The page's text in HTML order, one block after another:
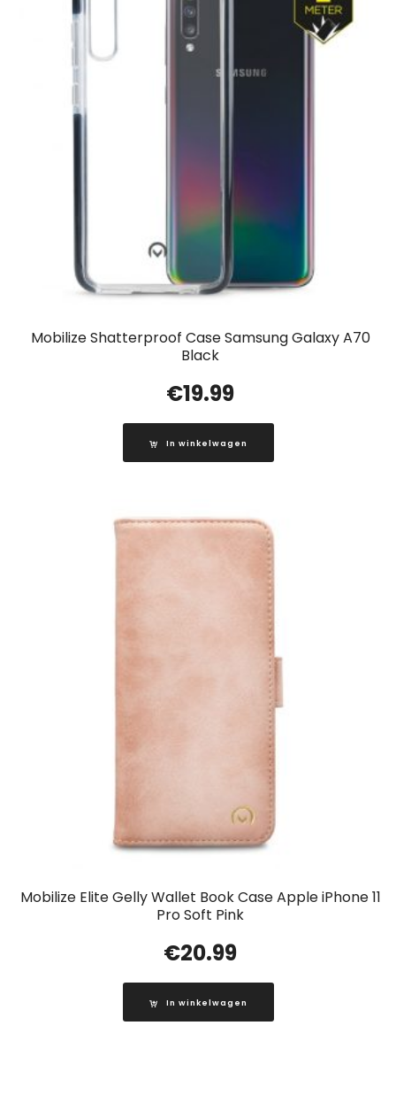
Mobilize Shatterproof Case Samsung Galaxy A70
Black
€19.99
In winkelwagen
Mobilize Elite Gelly Wallet Book Case Apple iPhone 11
Pro Soft Pink
€20.99
In winkelwagen